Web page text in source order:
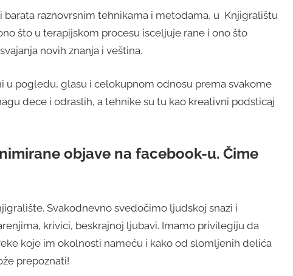
raznovrsnim tehnikama i metodama, u Knjigralištu
što u terapijskom procesu isceljuje rane i ono što
novih znanja i veština.
u pogledu, glasu i celokupnom odnosu prema svakome
dece i odraslih, a tehnike su tu kao kreativni podsticaj
objave na facebook-u. Čime
Svakodnevno svedočimo ljudskoj snazi i
krivici, beskrajnoj ljubavi. Imamo privilegiju da
koje im okolnosti nameću i kako od slomljenih delića
prepoznati!